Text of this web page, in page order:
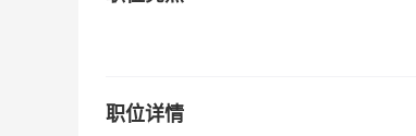
职位详情